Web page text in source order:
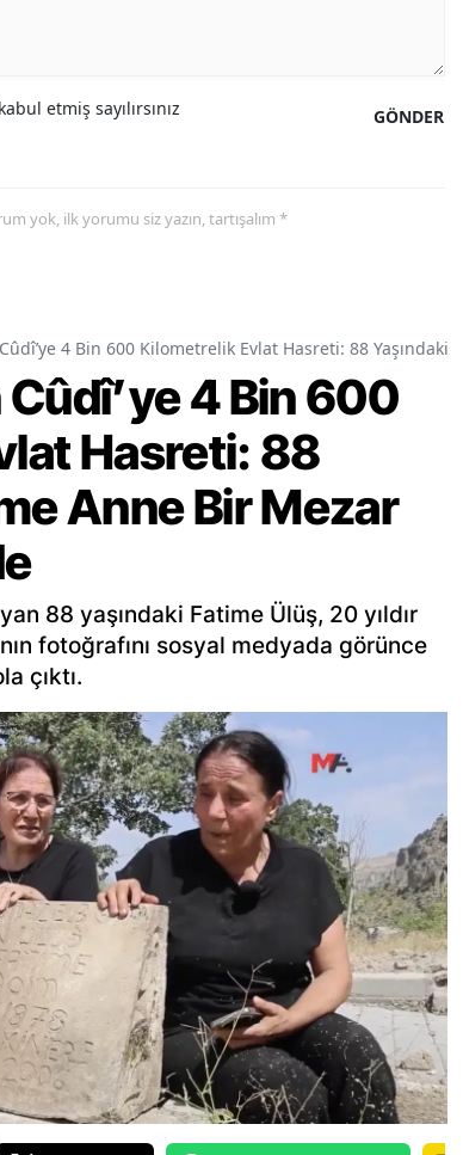
GÖNDER
etmiş sayılırsınız
yok, ilk yorumu siz yazın, tartışalım *
4 Bin 600 Kilometrelik Evlat Hasreti: 88 Yaşındaki
4 Bin 600
Hasreti: 88
Anne Bir Mezar
88 yaşındaki Fatime Ülüş, 20 yıldır
fotoğrafını sosyal medyada görünce
çıktı.